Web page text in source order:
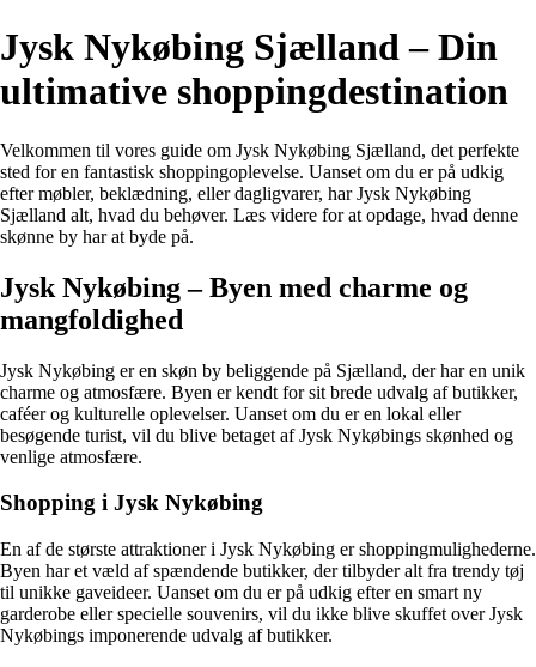
Jysk Nykøbing Sjælland – Din
ultimative shoppingdestination
Velkommen til vores guide om Jysk Nykøbing Sjælland, det perfekte
sted for en fantastisk shoppingoplevelse. Uanset om du er på udkig
efter møbler, beklædning, eller dagligvarer, har Jysk Nykøbing
Sjælland alt, hvad du behøver. Læs videre for at opdage, hvad denne
skønne by har at byde på.
Jysk Nykøbing – Byen med charme og
mangfoldighed
Jysk Nykøbing er en skøn by beliggende på Sjælland, der har en unik
charme og atmosfære. Byen er kendt for sit brede udvalg af butikker,
caféer og kulturelle oplevelser. Uanset om du er en lokal eller
besøgende turist, vil du blive betaget af Jysk Nykøbings skønhed og
venlige atmosfære.
Shopping i Jysk Nykøbing
En af de største attraktioner i Jysk Nykøbing er shoppingmulighederne.
Byen har et væld af spændende butikker, der tilbyder alt fra trendy tøj
til unikke gaveideer. Uanset om du er på udkig efter en smart ny
garderobe eller specielle souvenirs, vil du ikke blive skuffet over Jysk
Nykøbings imponerende udvalg af butikker.